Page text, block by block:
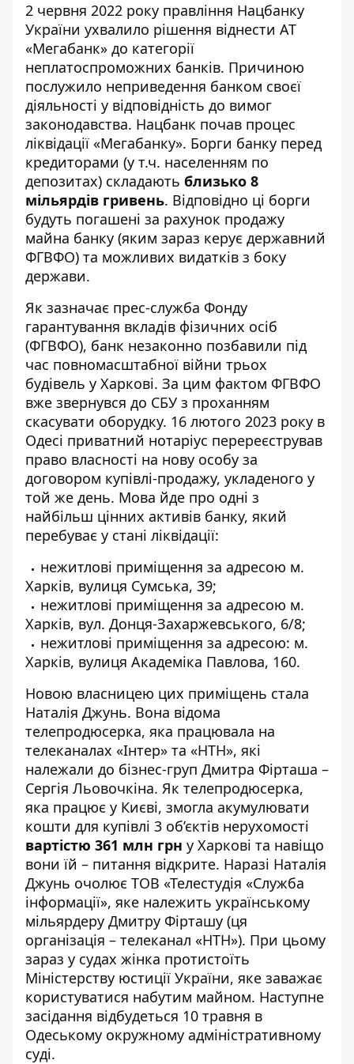
2 червня 2022 року правління Нацбанку
України ухвалило рішення віднести АТ
«Мегабанк» до категорії
неплатоспроможних банків. Причиною
послужило неприведення банком своєї
діяльності у відповідність до вимог
законодавства. Нацбанк почав процес
ліквідації «Мегабанку». Борги банку перед
кредиторами (у т.ч. населенням по
депозитах) складають близько 8
мільярдів гривень. Відповідно ці борги
будуть погашені за рахунок продажу
майна банку (яким зараз керує державний
ФГВФО) та можливих видатків з боку
держави.
Як зазначає прес-служба Фонду
гарантування вкладів фізичних осіб
(ФГВФО), банк незаконно позбавили під
час повномасштабної війни трьох
будівель у Харкові. За цим фактом ФГВФО
вже звернувся до СБУ з проханням
скасувати оборудку. 16 лютого 2023 року в
Одесі приватний нотаріус перереєстрував
право власності на нову особу за
договором купівлі-продажу, укладеного у
той же день. Мова йде про одні з
найбільш цінних активів банку, який
перебуває у стані ліквідації:
нежитлові приміщення за адресою м.
Харків, вулиця Сумська, 39;
нежитлові приміщення за адресою м.
Харків, вул. Донця-Захаржевського, 6/8;
нежитлові приміщення за адресою: м.
Харків, вулиця Академіка Павлова, 160.
Новою власницею цих приміщень стала
Наталія Джунь. Вона відома
телепродюсерка, яка працювала на
телеканалах «Інтер» та «НТН», які
належали до бізнес-груп Дмитра Фірташа –
Сергія Льовочкіна. Як телепродюсерка,
яка працює у Києві, змогла акумулювати
кошти для купівлі 3 об’єктів нерухомості
вартістю 361 млн грн у Харкові та навіщо
вони їй – питання відкрите. Наразі Наталія
Джунь очолює ТОВ «Телестудія «Служба
інформації», яке належить українському
мільярдеру Дмитру Фірташу (ця
організація – телеканал «НТН»). При цьому
зараз у судах жінка протистоїть
Міністерству юстиції України, яке заважає
користуватися набутим майном. Наступне
засідання відбудеться 10 травня в
Одеському окружному адміністративному
суді.